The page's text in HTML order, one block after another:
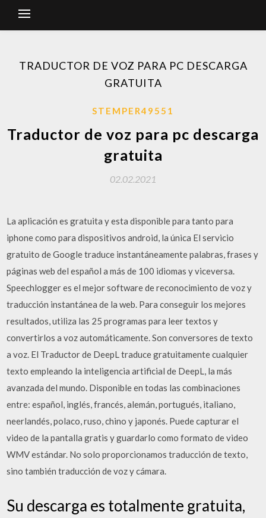
TRADUCTOR DE VOZ PARA PC DESCARGA
GRATUITA
STEMPER49551
Traductor de voz para pc descarga
gratuita
02.02.2021
La aplicación es gratuita y esta disponible para tanto para
iphone como para dispositivos android, la única El servicio
gratuito de Google traduce instantáneamente palabras, frases y
páginas web del español a más de 100 idiomas y viceversa.
Speechlogger es el mejor software de reconocimiento de voz y
traducción instantánea de la web. Para conseguir los mejores
resultados, utiliza las 25 programas para leer textos y
convertirlos a voz automáticamente. Son conversores de texto
a voz. El Traductor de DeepL traduce gratuitamente cualquier
texto empleando la inteligencia artificial de DeepL, la más
avanzada del mundo. Disponible en todas las combinaciones
entre: español, inglés, francés, alemán, portugués, italiano,
neerlandés, polaco, ruso, chino y japonés. Puede capturar el
video de la pantalla gratis y guardarlo como formato de video
WMV estándar. No solo proporcionamos traducción de texto,
sino también traducción de voz y cámara.
Su descarga es totalmente gratuita,